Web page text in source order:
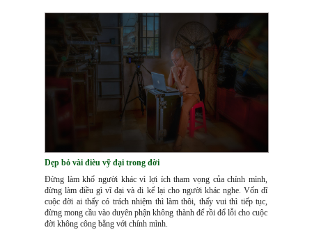
Dẹp bỏ vài đièu vỹ đại trong đời
Đừng làm khổ người khác vì lợi ích tham vọng của chính mình,
đừng làm điều gì vĩ đại và đi kể lại cho người khác nghe. Vốn dĩ
cuộc đời ai thấy có trách nhiệm thì làm thôi, thấy vui thì tiếp tục,
đừng mong cầu vào duyên phận không thành để rồi đổ lỗi cho cuộc
đời không công bằng với chính mình.